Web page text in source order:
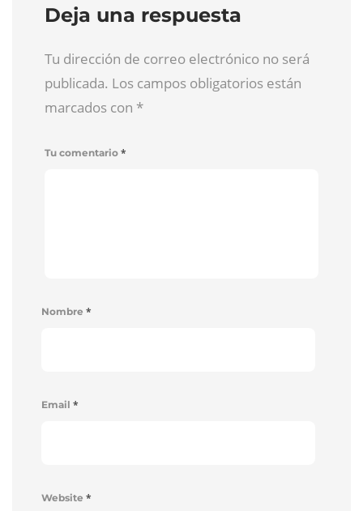
Deja una respuesta
Tu dirección de correo electrónico no será
publicada. Los campos obligatorios están
marcados con *
Tu comentario *
Nombre *
Email *
Website *